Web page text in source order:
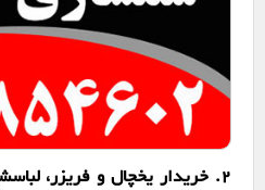
2. خریدار یخچال و فریزر،